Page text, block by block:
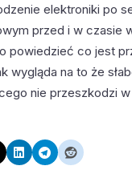
elektroniki po
przed i w czasie
powiedzieć co jest
wygląda na to że
nie przeszkodzi